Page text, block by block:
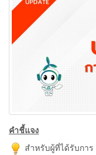
คำชี้แจง
สำหรับผู้ที่ได้รับการ